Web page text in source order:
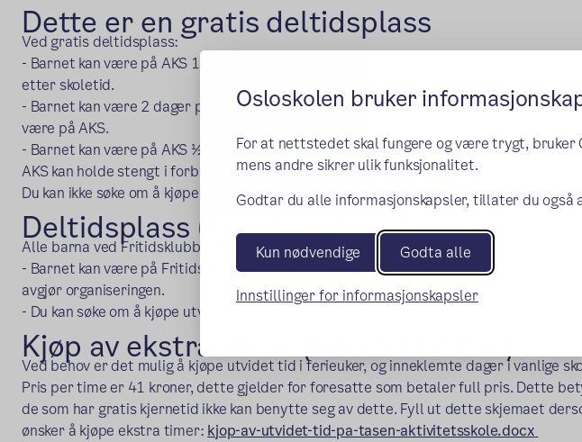
Osloskolen bruker
For at nettstedet skal fungere og være trygt, bruker
mens andre sikrer ulik funksjonalitet.
Godtar du alle informasjonskapsler, tillater du
Kun nødvendige Godta alle
Innstillinger for informasjonskapsler
Dette er en gratis deltidsplass
Ved gratis deltidsplass:
- Barnet kan være på AKS 12 timer per uke. Skolen fordeler timene jevnt ut over uken
etter skoletid.
- Barnet kan være 2 dager per uke i skolens ferier. Skolen bestemmer hvilke dager
være på AKS.
- Barnet kan være på AKS ½ dag ved planleggingsdager og inneklemte feriedager.
AKS kan holde stengt i forbindelse med skolens planleggingsdager inntil to dager i året.
Du kan ikke søke om å kjøpe utvidet tid. Trenger du flere timer må du søke om
Deltidsplass (Fritidsklubben)
Alle barna ved Fritidsklubben har deltidsplass:
- Barnet kan være på Fritidsklubben 12 timer i uken. Tilbudet gjelder etter skoletid.
avgjør organiseringen.
- Du kan søke om å kjøpe utvidet tid (f.eks i forbindelse med ferier).
Kjøp av ekstra timer (Fritidsklubben)
Ved behov er det mulig å kjøpe utvidet tid i ferieuker, og inneklemte dager i vanlige
Pris per time er 41 kroner, dette gjelder for foresatte som betaler full pris. Dette
de som har gratis kjernetid ikke kan benytte seg av dette. Fyll ut dette skjemaet
ønsker å kjøpe ekstra timer: kjop-av-utvidet-tid-pa-tasen-aktivitetsskole.docx